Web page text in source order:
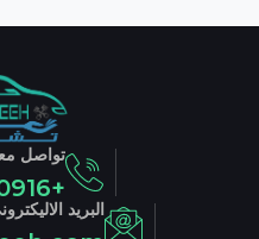
تواصل
+966533120916
البريد